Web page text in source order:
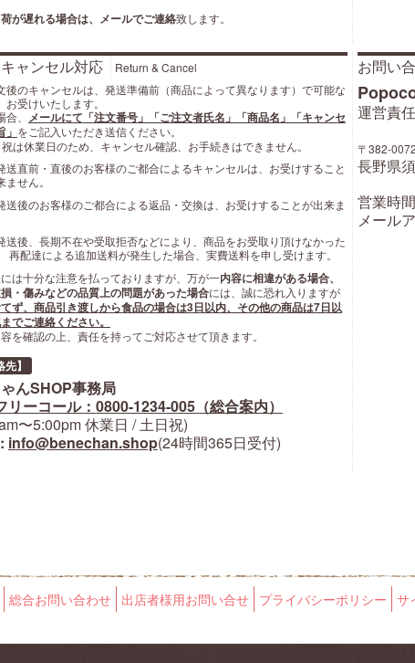
が遅れる場合は、メールでご連絡致します。
ャンセル対応
Return & Cancel
後のキャンセルは、発送準備前（商品によって異なります）で可能な
お受けいたします。
、 メールにて「注文番号」「ご注文者氏名」「商品名」「キャンセ
をご記入いただき送信ください。
は休業日のため、キャンセル確認、お手続きはできません。
送直前・直後のお客様のご都合によるキャンセルは、お受けすること
ません。
送後のお客様のご都合による返品・交換は、お受けすることが出来ま
送後、長期不在や受取拒否などにより、商品をお受取り頂けなかった
再配達による追加送料が発生した場合、実費送料を申し受けます。
は十分な注意を払っておりますが、万が一内容に相違がある場合、
・傷みなどの品質上の問題があった場合には、誠に恐れ入りますが
ず、商品引き渡しから食品の場合は3日以内、その他の商品は7日以
でご連絡ください。
を確認の上、責任を持ってご対応させて頂きます。
先】
んSHOP事務局
リーコール：0800-1234-005（総合案内）
〜5:00pm 休業日 / 土日祝)
info@benechan.shop(24時間365日受付)
お問い
運営責
〒382-0072
長野県
営業時
メール
総合お問い合わせ 出店者様用お問い合せ プライバシーポリシー サ